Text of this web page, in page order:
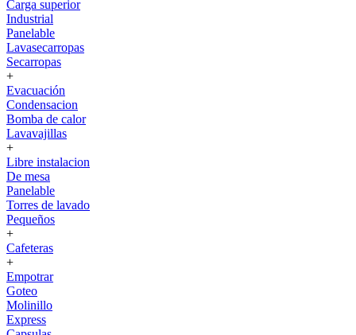
Carga superior
Industrial
Panelable
Lavasecarropas
Secarropas
+
Evacuación
Condensacion
Bomba de calor
Lavavajillas
+
Libre instalacion
De mesa
Panelable
Torres de lavado
Pequeños
+
Cafeteras
+
Empotrar
Goteo
Molinillo
Express